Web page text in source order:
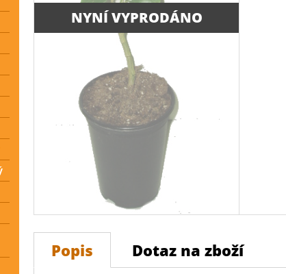
NYNÍ VYPRODÁNO
Popis Dotaz na zboží